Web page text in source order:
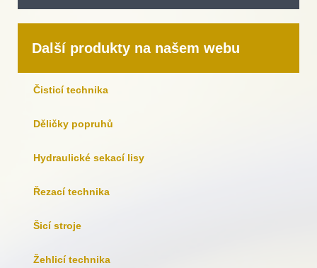
Další produkty na našem webu
Čisticí technika
Děličky popruhů
Hydraulické sekací lisy
Řezací technika
Šicí stroje
Žehlicí technika